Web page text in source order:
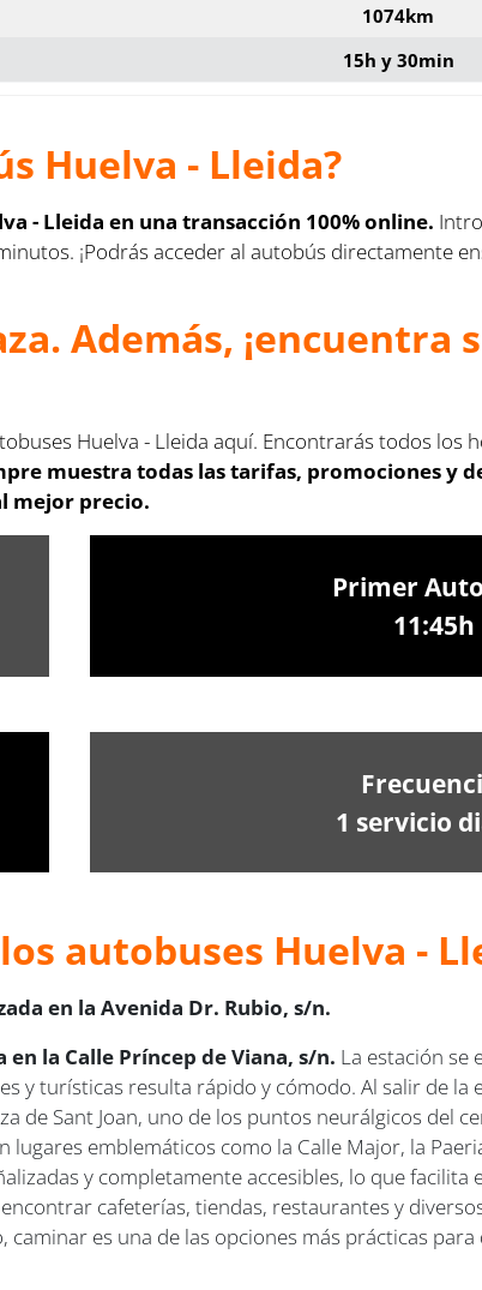
1074km
15h y 30min
Huelva - Lleida?
- Lleida en una transacción 100% online.
¡Podrás acceder al autobús directamente
Además, ¡encuentra
Huelva - Lleida aquí. Encontrarás todos los
muestra todas las tarifas, promociones y
mejor precio.
Primer
11:45h
1 servicio
autobuses Huelva -
en la Avenida Dr. Rubio, s/n.
la Calle Príncep de Viana, s/n. La estación se
y turísticas resulta rápido y cómodo. Al salir de la
de Sant Joan, uno de los puntos neurálgicos del
emblemáticos como la Calle Major, la
y completamente accesibles, lo que facilita
cafeterías, tiendas, restaurantes y
es una de las opciones más prácticas